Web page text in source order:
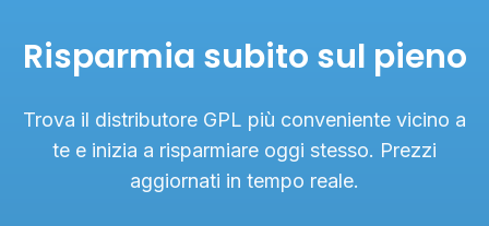
Risparmia subito sul pieno
Trova il distributore GPL più conveniente vicino a
te e inizia a risparmiare oggi stesso. Prezzi
aggiornati in tempo reale.